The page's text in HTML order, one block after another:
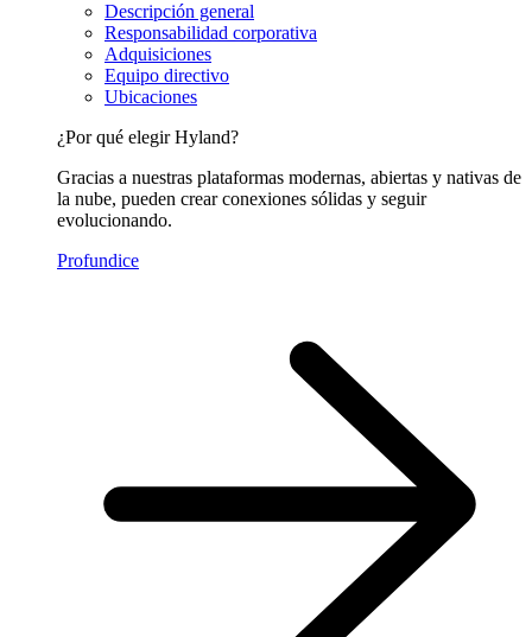
Descripción general
Responsabilidad corporativa
Adquisiciones
Equipo directivo
Ubicaciones
¿Por qué elegir Hyland?
Gracias a nuestras plataformas modernas, abiertas y nativas de
la nube, pueden crear conexiones sólidas y seguir
evolucionando.
Profundice